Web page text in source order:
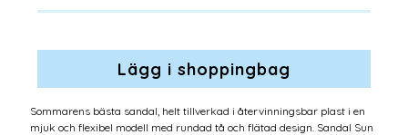
Sommarens bästa sandal, helt tillverkad i återvinningsbar plast i en
mjuk och flexibel modell med rundad tå och flätad design. Sandal Sun